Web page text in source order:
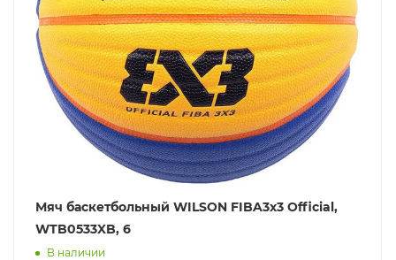
Мяч баскетбольный WILSON FIBA3x3 Official,
WTB0533XB, 6
В наличии